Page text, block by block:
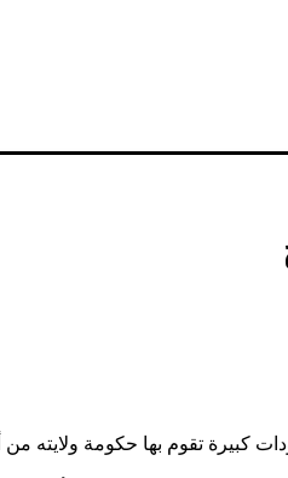
كبيرة تقوم بها حكومة ولايته من